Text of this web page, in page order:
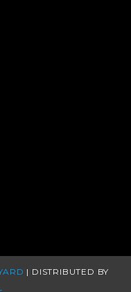
| DISTRIBUTED BY